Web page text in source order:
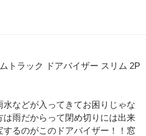
トラック ドアバイザー スリム 2P
などが入ってきてお困りじゃな
雨だからって閉め切りには出来
るのがこのドアバイザー！！窓